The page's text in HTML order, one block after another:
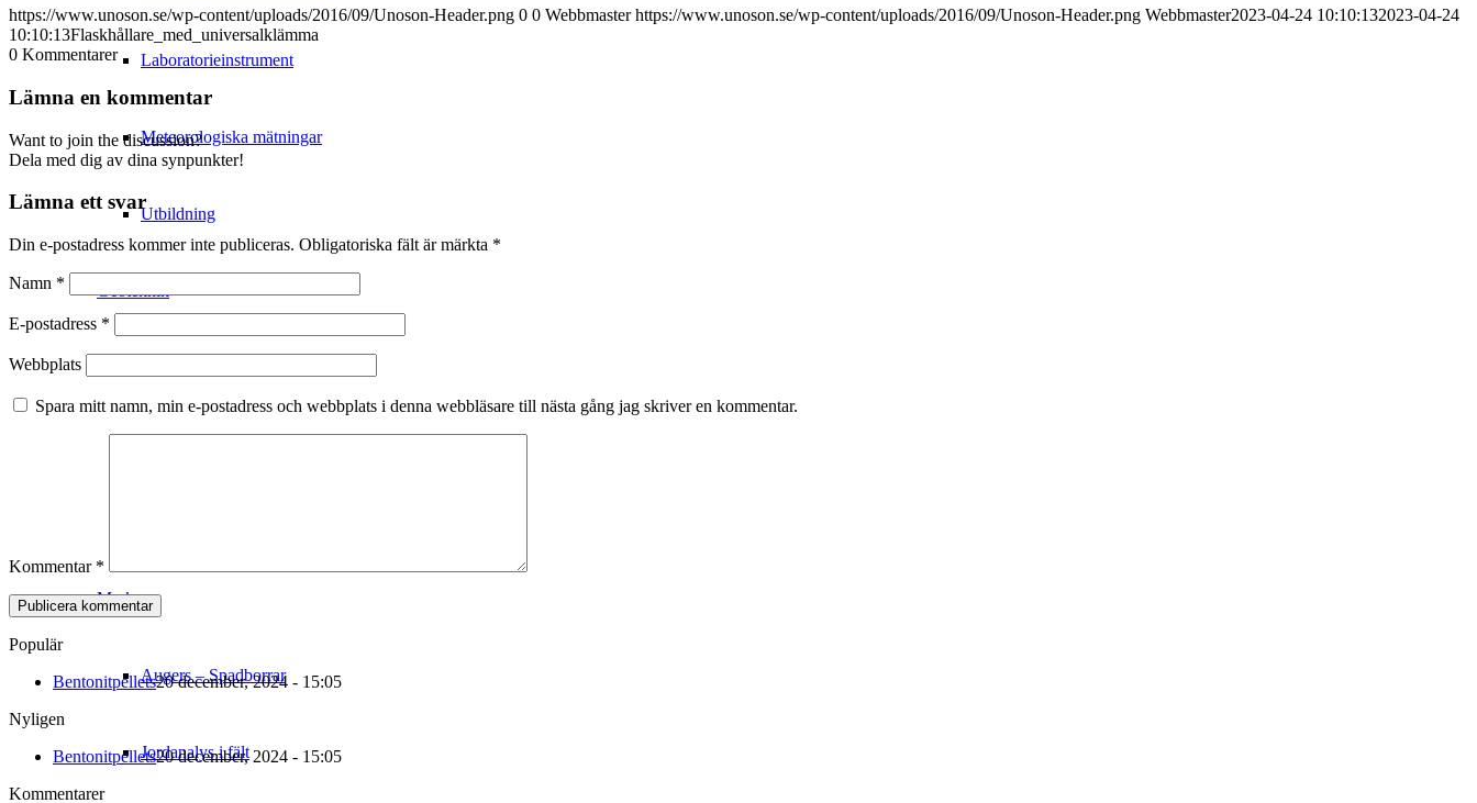
Laboratorieinstrument
Meteorologiska mätningar
Utbildning
Geoteknik
Mark
Augers – Spadborrar
Jordanalys i fält
https://www.unoson.se/wp-content/uploads/2016/09/Unoson-Header.png 0 0 Webbmaster https://www.unoson.se/wp-content/uploads/2016/09/Unoson-Header.png Webbmaster2023-04-24 10:10:132023-04-24
10:10:13Flaskhållare_med_universalklämma
0 Kommentarer
Lämna en kommentar
Want to join the discussion?
Dela med dig av dina synpunkter!
Lämna ett svar
Din e-postadress kommer inte publiceras. Obligatoriska fält är märkta *
Namn *
E-postadress *
Webbplats
Spara mitt namn, min e-postadress och webbplats i denna webbläsare till nästa gång jag skriver en kommentar.
Kommentar *
Populär
Bentonitpellets20 december, 2024 - 15:05
Nyligen
Bentonitpellets20 december, 2024 - 15:05
Kommentarer